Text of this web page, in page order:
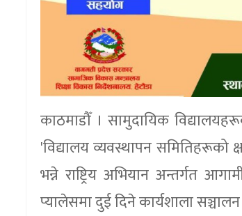
काठमाडौँ । सामुदायिक
'विद्यालय व्यवस्थापन समितिहरूको
भन्ने राष्ट्रिय अभियान अन्तर्गत
प्यालेसमा दुई दिने कार्यशाला